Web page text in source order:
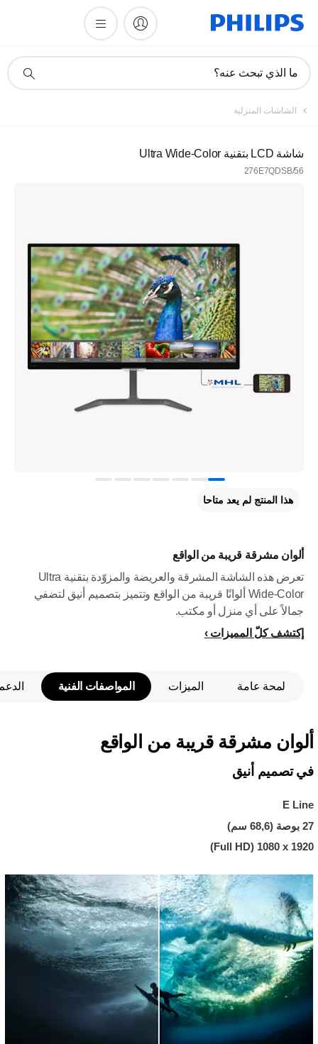
دعم
ما الذي تبحث عنه؟
الشاشات المنزلية
شاشة LCD بتقنية Ultra Wide-Color
276E7QDSB/56
ألوان مشرقة قريبة من الواقع
تعرض هذه الشاشة المشرقة والعريضة والمزوّدة بتقنية Ultra
Wide-Color ألوانًا قريبة من الواقع وتتميز بتصميم أنيق لتضفي
جمالاً على أي منزل أو مكتب.
إكتشف كلّ المميزات
هذا المنتج لم يعد متاحا
لمحة عامة الميزات المواصفات الفنية
ألوان مشرقة قريبة من الواقع
في تصميم أنيق
E Line
27 بوصة (68,6 سم)
1920 x ‏1080 (Full HD)